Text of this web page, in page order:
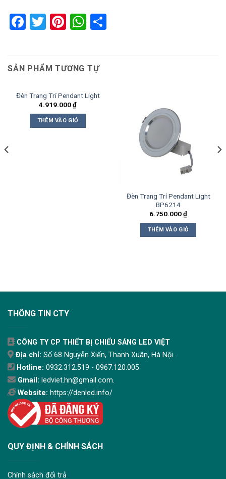
Facebook
Twitter
Pinterest
WhatsApp
SẢN PHẨM TƯƠNG TỰ
Đèn Trang Trí Pendant Light
4.919.000₫
THÊM VÀO GIỎ
Đèn Trang Trí Pendant Light
BP6214
6.750.000₫
THÊM VÀO GIỎ
THÔNG TIN CTY
CÔNG TY CP THIẾT BỊ CHIẾU SÁNG LED VIỆT
Địa chỉ: Số 68 Nguyễn Xiển, Thanh Xuân, Hà Nội.
Hotline: 0932.312.519 - 0967.120.005
Gmail: ledviet.hn@gmail.com.
Website: https://denled.info/
QUY ĐỊNH & CHÍNH SÁCH
Chính sách đổi trả